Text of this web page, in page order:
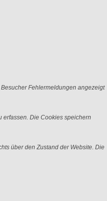
Fehlermeldungen angezeigt
erfassen. Die Cookies speichern
über den Zustand der Website. Die